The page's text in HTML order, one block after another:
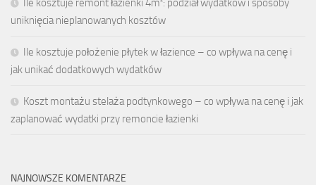
Ile kosztuje remont łazienki 4m²: podział wydatków i sposoby
uniknięcia nieplanowanych kosztów
Ile kosztuje położenie płytek w łazience – co wpływa na cenę i
jak unikać dodatkowych wydatków
Koszt montażu stelaża podtynkowego – co wpływa na cenę i jak
zaplanować wydatki przy remoncie łazienki
NAJNOWSZE KOMENTARZE